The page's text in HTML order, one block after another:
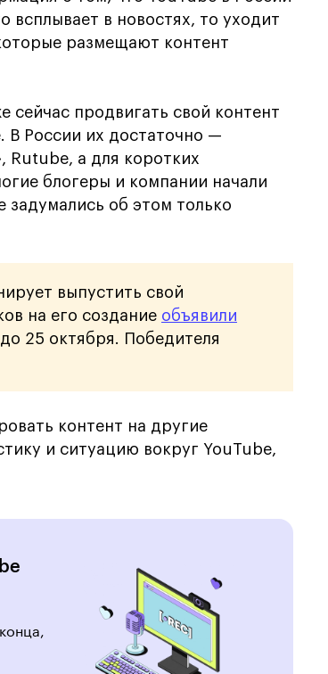
всплывает в новостях, то уходит
размещают контент
продвигать свой контент
В России их достаточно —
Rutube, а для коротких
блогеры и компании начали
об этом только
выпустить свой
на его создание объявили
25 октября. Победителя
контент на другие
и ситуацию вокруг YouTube,